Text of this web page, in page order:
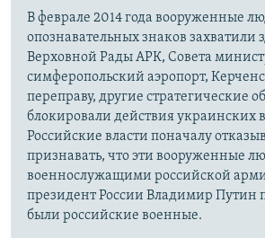
В феврале 2014 года вооруженные
опознавательных знаков захватили
Верховной Рады АРК, Совета
симферопольский аэропорт,
переправу, другие стратегические
блокировали действия украинских
Российские власти поначалу
признавать, что эти вооруженные
военнослужащими российской
президент России Владимир Путин
были российские военные.